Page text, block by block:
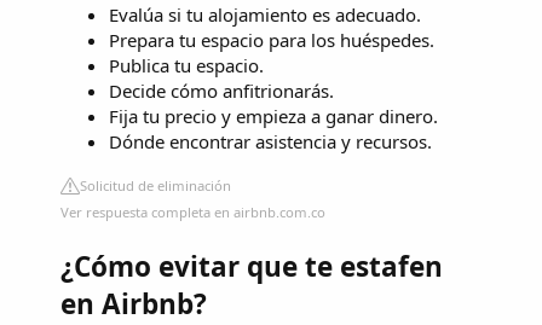
Evalúa si tu alojamiento es adecuado.
Prepara tu espacio para los huéspedes.
Publica tu espacio.
Decide cómo anfitrionarás.
Fija tu precio y empieza a ganar dinero.
Dónde encontrar asistencia y recursos.
Solicitud de eliminación
Ver respuesta completa en airbnb.com.co
¿Cómo evitar que te estafen
en Airbnb?